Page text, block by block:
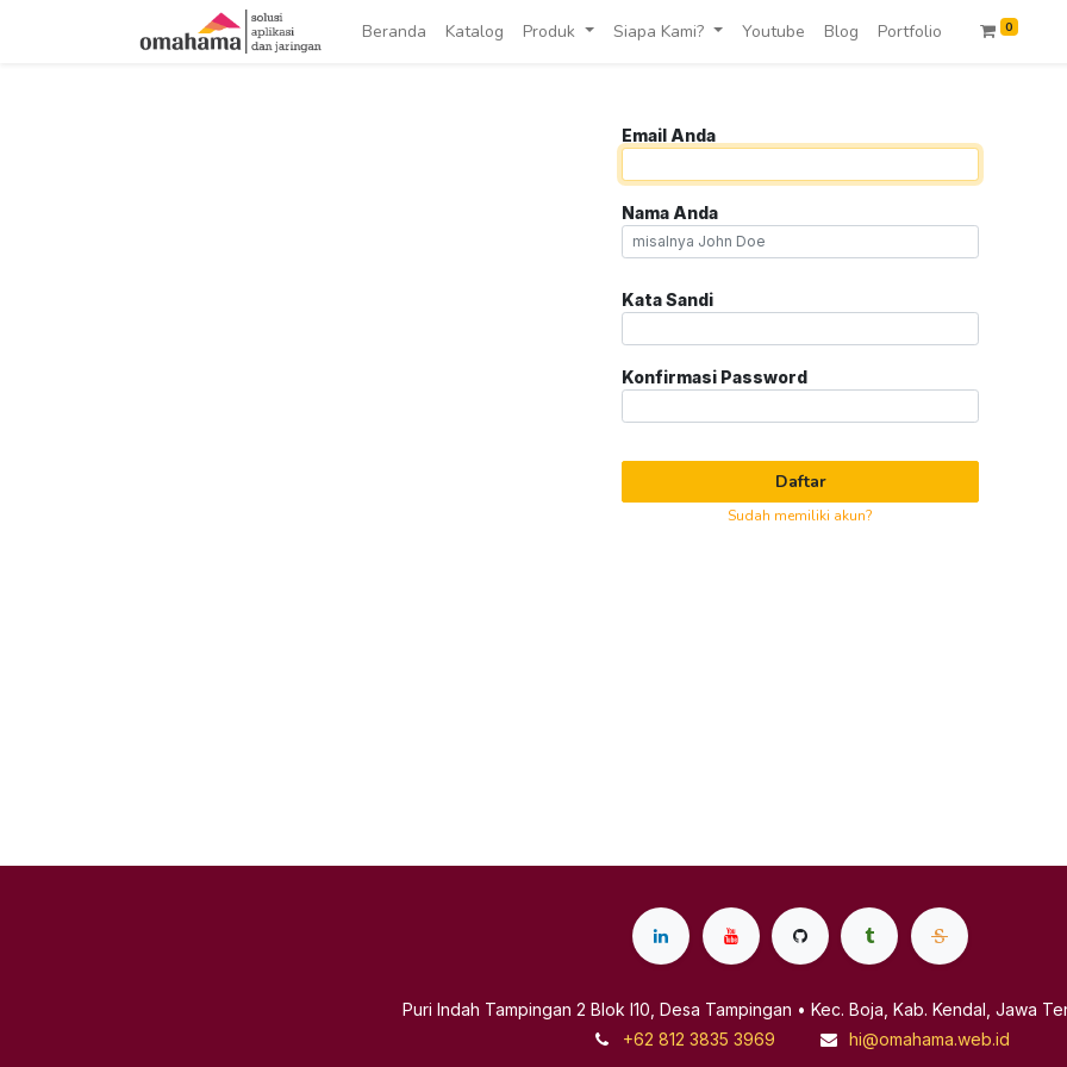
Beranda Katalog Produk Siapa Kami? Youtube Blog Portfolio 0
Email Anda
Nama Anda
Kata Sandi
Konfirmasi Password
Daftar
Sudah memiliki akun?
Puri Indah Tampingan 2 Blok I10, Desa Tampingan • Kec. Boja, Kab. Kendal, Jawa
+62 812 3835 3969
hi@omahama.web.id